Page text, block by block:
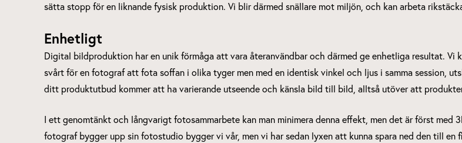
sätta stopp för en liknande fysisk produktion. Vi blir därmed snällare mot miljön, och kan arbeta
Enhetligt
Digital bildproduktion har en unik förmåga att vara återanvändbar och därmed ge enhetliga resultat. Vi
svårt för en fotograf att fota soffan i olika tyger men med en identisk vinkel och ljus i samma session,
ditt produktutbud kommer att ha varierande utseende och känsla bild till bild, alltså utöver att
I ett genomtänkt och långvarigt fotosammarbete kan man minimera denna effekt, men det är först med
fotograf bygger upp sin fotostudio bygger vi vår, men vi har sedan lyxen att kunna spara ned den till